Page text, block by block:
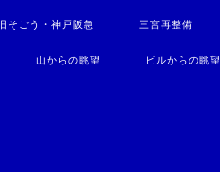
旧そごう・神戸阪急 三宮再整備
山からの眺望 ビルからの眺望